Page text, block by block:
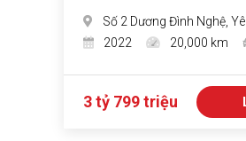
Số 2 Dương Đình Nghệ,
2022
20,000 km
3 tỷ 799 triệu